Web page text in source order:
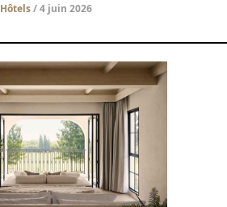
Hôtels/ 4 juin 2026